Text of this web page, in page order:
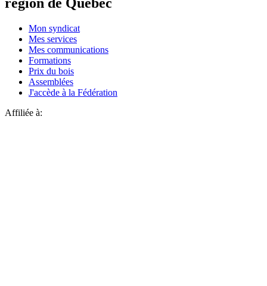
région de Québec
Mon syndicat
Mes services
Mes communications
Formations
Prix du bois
Assemblées
J'accède à la Fédération
Affiliée à: